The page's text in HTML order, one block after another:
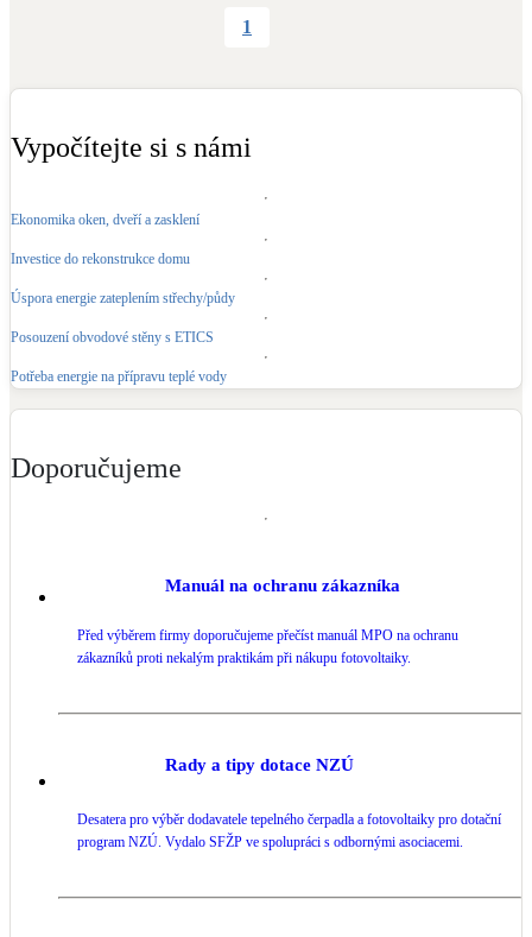
1
Vypočítejte si s námi
Ekonomika oken, dveří a zasklení
Investice do rekonstrukce domu
Úspora energie zateplením střechy/půdy
Posouzení obvodové stěny s ETICS
Potřeba energie na přípravu teplé vody
Doporučujeme
Manuál na ochranu zákazníka
Před výběrem firmy doporučujeme přečíst manuál MPO na ochranu
zákazníků proti nekalým praktikám při nákupu fotovoltaiky.
Rady a tipy dotace NZÚ
Desatera pro výběr dodavatele tepelného čerpadla a fotovoltaiky pro dotační
program NZÚ. Vydalo SFŽP ve spolupráci s odbornými asociacemi.